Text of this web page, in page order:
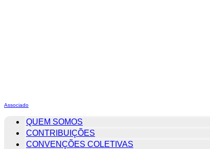
Associado
QUEM SOMOS
CONTRIBUIÇÕES
CONVENÇÕES COLETIVAS